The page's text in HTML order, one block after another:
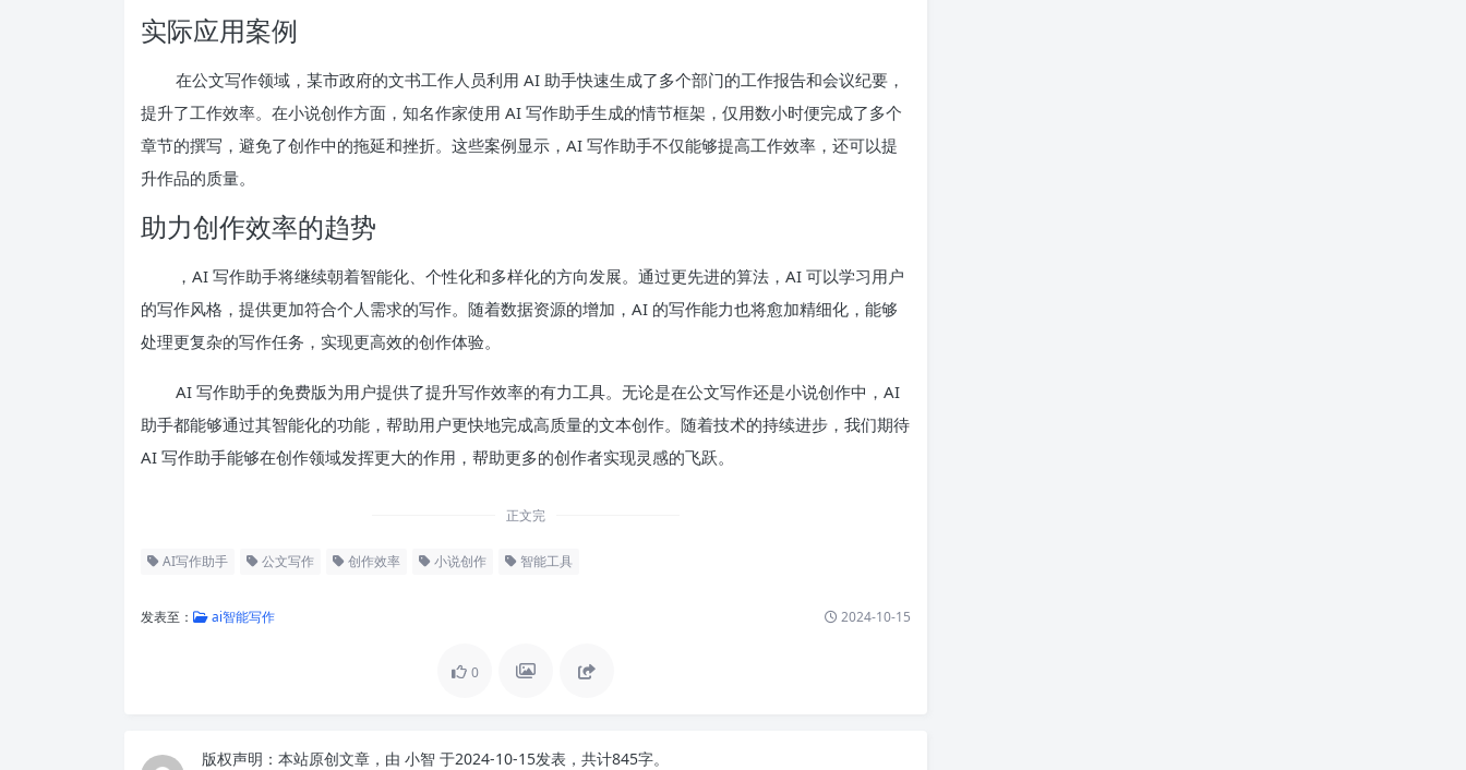
实际应用案例
在公文写作领域，某市政府的文书工作人员利用 AI 助手快速生成了多个部门的工作报告和会议纪要，
提升了工作效率。在小说创作方面，知名作家使用 AI 写作助手生成的情节框架，仅用数小时便完成了多个
章节的撰写，避免了创作中的拖延和挫折。这些案例显示，AI 写作助手不仅能够提高工作效率，还可以提
升作品的质量。
助力创作效率的趋势
，AI 写作助手将继续朝着智能化、个性化和多样化的方向发展。通过更先进的算法，AI 可以学习用户
的写作风格，提供更加符合个人需求的写作。随着数据资源的增加，AI 的写作能力也将愈加精细化，能够
处理更复杂的写作任务，实现更高效的创作体验。
AI 写作助手的免费版为用户提供了提升写作效率的有力工具。无论是在公文写作还是小说创作中，AI
助手都能够通过其智能化的功能，帮助用户更快地完成高质量的文本创作。随着技术的持续进步，我们期待
AI 写作助手能够在创作领域发挥更大的作用，帮助更多的创作者实现灵感的飞跃。
正文完
AI写作助手 公文写作 创作效率 小说创作 智能工具
发表至： ai智能写作 2024-10-15
0
版权声明： 本站原创文章，由 小智 于2024-10-15发表，共计845字。